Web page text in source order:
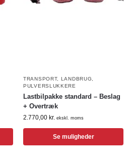
TRANSPORT, LANDBRUG
PULVERSLUKKERE
Lastbilpakke standard – Beslag
+ Overtræk
2.770,00 kr. ekskl. moms
Se muligheder